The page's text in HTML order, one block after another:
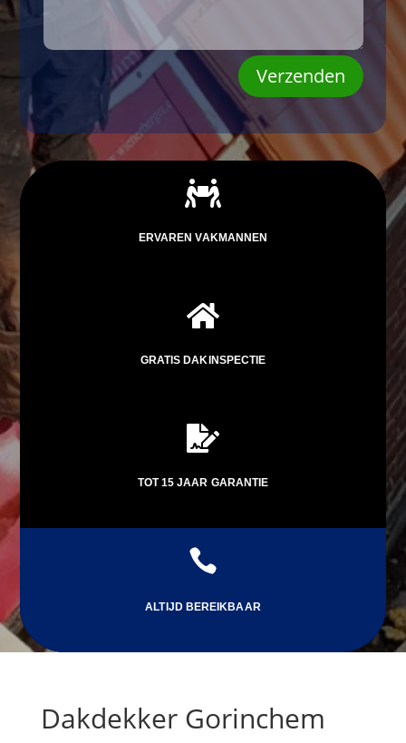
Verzenden

ERVAREN VAKMANNEN

GRATIS DAKINSPECTIE

TOT 15 JAAR GARANTIE

ALTIJD BEREIKBAAR
Dakdekker Gorinchem